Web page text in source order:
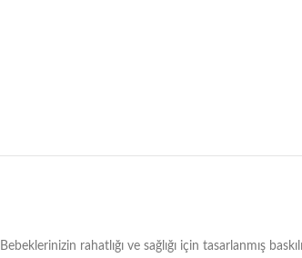
Bebeklerinizin rahatlığı ve sağlığı için tasarlanmış